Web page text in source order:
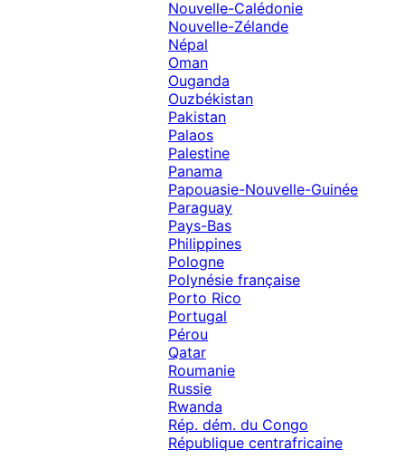
Nouvelle-Calédonie
Nouvelle-Zélande
Népal
Oman
Ouganda
Ouzbékistan
Pakistan
Palaos
Palestine
Panama
Papouasie-Nouvelle-Guinée
Paraguay
Pays-Bas
Philippines
Pologne
Polynésie française
Porto Rico
Portugal
Pérou
Qatar
Roumanie
Russie
Rwanda
Rép. dém. du Congo
République centrafricaine